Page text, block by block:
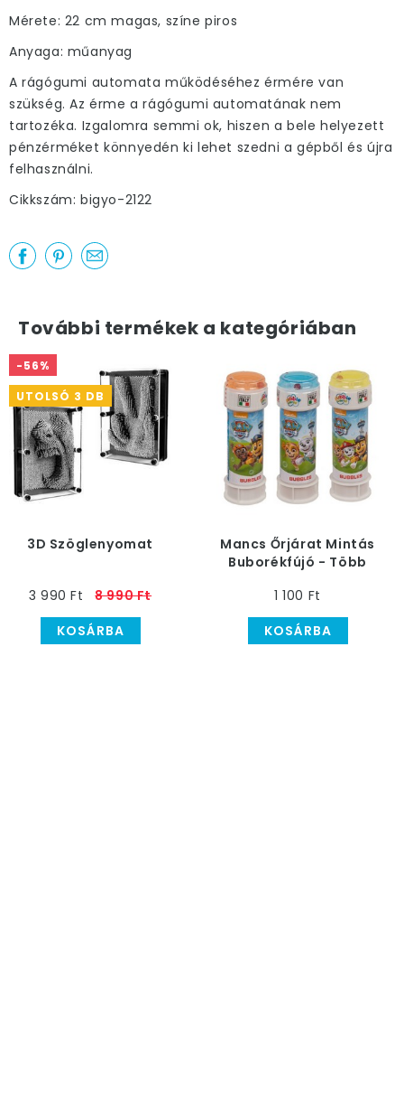
Mérete: 22 cm magas, színe piros
Anyaga: műanyag
A rágógumi automata működéséhez érmére van
szükség. Az érme a rágógumi automatának nem
tartozéka. Izgalomra semmi ok, hiszen a bele helyezett
pénzérméket könnyedén ki lehet szedni a gépből és újra
felhasználni.
Cikkszám: bigyo-2122
További termékek a kategóriában
-56%
UTOLSÓ 3 DB
3D Szöglenyomat
3 990 Ft
8 990 Ft
KOSÁRBA
Mancs Őrjárat Mintás
Buborékfújó - Több
1 100 Ft
KOSÁRBA